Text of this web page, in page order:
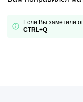
Если Вы заметили
CTRL+Q